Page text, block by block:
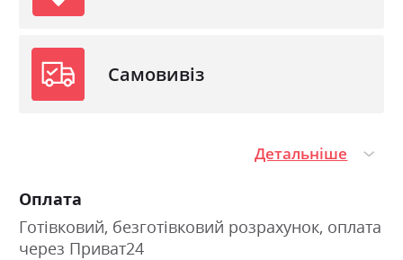
Самовивіз
Детальніше
Оплата
Готівковий, безготівковий розрахунок, оплата
через Приват24